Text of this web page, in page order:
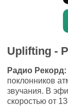
Uplifting -
Радио
поклонников
звучания. В
скоростью от